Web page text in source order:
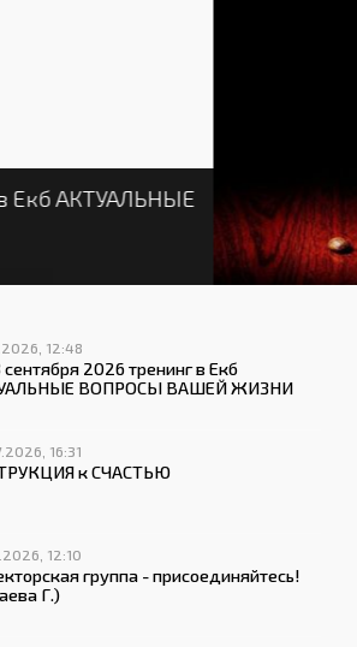
- присоединяйтесь!
12:48
сентября 2026 тренинг в Екб
ВОПРОСЫ ВАШЕЙ ЖИЗНИ
16:31
к СЧАСТЬЮ
12:10
группа - присоединяйтесь!
Г.)